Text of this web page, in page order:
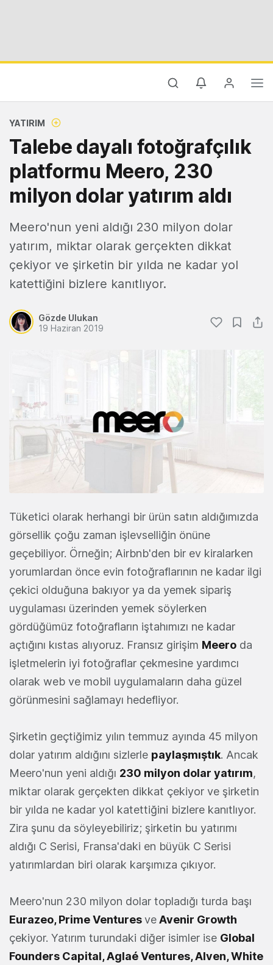
YATIRIM
Talebe dayalı fotoğrafçılık
platformu Meero, 230
milyon dolar yatırım aldı
Meero'nun yeni aldığı 230 milyon dolar
yatırım, miktar olarak gerçekten dikkat
çekiyor ve şirketin bir yılda ne kadar yol
katettiğini bizlere kanıtlıyor.
Gözde Ulukan
19 Haziran 2019
Tüketici olarak herhangi bir ürün satın aldığımızda
görsellik çoğu zaman işlevselliğin önüne
geçebiliyor. Örneğin; Airbnb'den bir ev kiralarken
yorumlardan önce evin fotoğraflarının ne kadar ilgi
çekici olduğuna bakıyor ya da yemek sipariş
uygulaması üzerinden yemek söylerken
gördüğümüz fotoğrafların iştahımızı ne kadar
açtığını kıstas alıyoruz. Fransız girişim Meero da
işletmelerin iyi fotoğraflar çekmesine yardımcı
olarak web ve mobil uygulamaların daha güzel
görünmesini sağlamayı hedefliyor.
Şirketin geçtiğimiz yılın temmuz ayında 45 milyon
dolar yatırım aldığını sizlerle paylaşmıştık. Ancak
Meero'nun yeni aldığı 230 milyon dolar yatırım,
miktar olarak gerçekten dikkat çekiyor ve şirketin
bir yılda ne kadar yol katettiğini bizlere kanıtlıyor.
Zira şunu da söyleyebiliriz; şirketin bu yatırımı
aldığı C Serisi, Fransa'daki en büyük C Serisi
yatırımlardan biri olarak karşımıza çıkıyor.
Meero'nun 230 milyon dolar topladığı turda başı
Eurazeo, Prime VenturesveAvenir Growth
çekiyor. Yatırım turundaki diğer isimler ise Global
Founders Capital, Aglaé Ventures, Alven, White